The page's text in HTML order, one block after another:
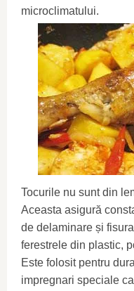
microclimatului.
Tocurile nu sunt din
Aceasta asigură
de delaminare și
ferestrele din plastic,
Este folosit pentru
impregnari speciale